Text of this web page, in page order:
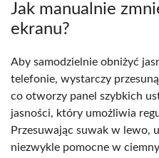
Jak manualnie
ekranu?
Aby samodzielnie obniżyć
telefonie, wystarczy
co otworzy panel szybkich
jasności, który umożliwia
Przesuwając suwak w lewo,
niezwykle pomocne w